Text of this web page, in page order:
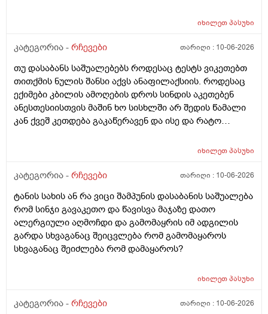
წავიდა არვოცი რავიყიდო როთ დავიბანო.დავიღალე
მაყროს და მექავება..მ ყან საშინლად გამოშრა ხელები
არსად და ვერც წავალ
იხილეთპასუხი
კატეგორია - რჩევები თარიღი : 10-06-2026
თუ დასაბანს საშუალებებს როდესაც ტესტს ვიკეთებთ
თითქმის ნულის შანსი აქვს ანაფილაქსიის. როდესაც
ექიმები კბილის ამოღების დროს სინდის აკეთებენ
ანესთესიისთვის მაშინ ხო სისხლში არ შედის წამალი
კან ქვეშ კეთდება გაკაწერავენ და ისე და რატო
ახარო რატომ იკითხებიან თუ ანა ფილოქსიოზე არ
გამონაყარი გაჩნდე რატო არიან მზად ყოფნაში გუშინ
რატო არ აკეთებენ ამ სინდს ყველგან და რატომ
მაინცდამაინც სპეციალურ კლინიკებში რატომ ეს
შენიათ
იხილეთპასუხი
კატეგორია - რჩევები თარიღი : 10-06-2026
ტანის სახის ან რა ვიცი შამპუნის დასაბანის საშუალება
რომ სინჯი გავაკეთო და წავისვა მაჯაზე დათო
ალერგიული აღმოჩდი და გამომაყრის იმ ადგილის
გარდა სხვაგანაც შეიცვლება რომ გამომაყაროს
სხვაგანაც შეიძლება რომ დამაყაროს?
იხილეთპასუხი
კატეგორია - რჩევები თარიღი : 10-06-2026